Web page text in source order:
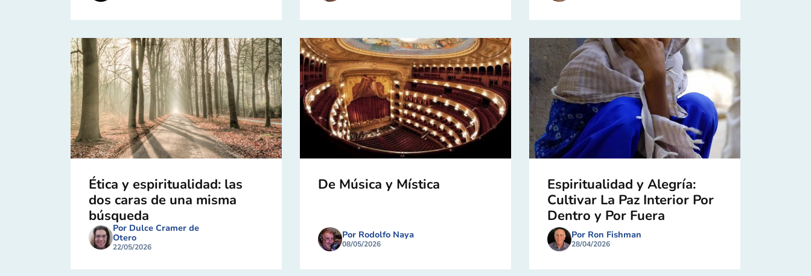
Ética y espiritualidad: las
dos caras de una misma
búsqueda
Por Dulce Cramer de
Otero
22/05/2026
De Música y Mística
Por Rodolfo Naya
08/05/2026
Espiritualidad y Alegría:
Cultivar La Paz Interior Por
Dentro y Por Fuera
Por Ron Fishman
28/04/2026